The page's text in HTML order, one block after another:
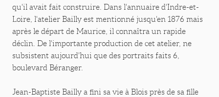
qu'il avait fait construire. Dans l'annuaire d'Indre-et-
Loire, l'atelier Bailly est mentionné jusqu'en 1876 mais
après le départ de Maurice, il connaîtra un rapide
déclin. De l'importante production de cet atelier, ne
subsistent aujourd'hui que des portraits faits 6,
boulevard Béranger.
Jean-Baptiste Bailly a fini sa vie à Blois près de sa fille